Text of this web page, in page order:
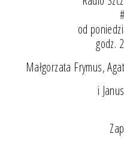
od
godz.
Małgorzata Frymus,
i